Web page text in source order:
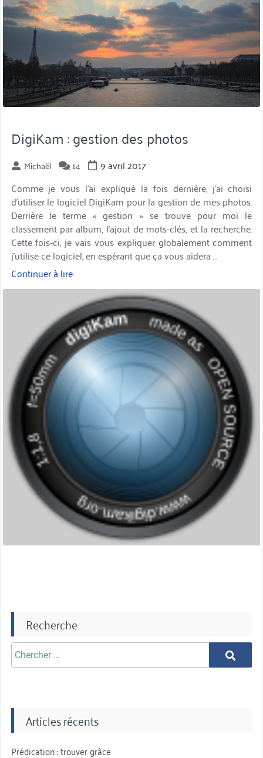
DigiKam : gestion des photos
Michaël 14
9 avril 2017
Comme je vous l’ai expliqué la fois dernière, j’ai choisi
d’utiliser le logiciel DigiKam pour la gestion de mes photos.
Derrière le terme « gestion » se trouve pour moi le
classement par album, l’ajout de mots-clés, et la recherche.
Cette fois-ci, je vais vous expliquer globalement comment
j’utilise ce logiciel, en espérant que ça vous aidera …
Continuer à lire« DigiKam
:
gestion
des
photos »
Recherche
Chercher
aprè:
Chercher
Articles récents
Prédication : trouver grâce